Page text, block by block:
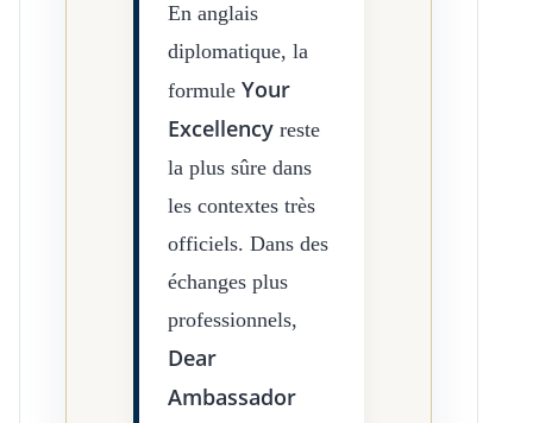
En anglais
diplomatique, la
formule Your
Excellency reste
la plus sûre dans
les contextes très
officiels. Dans des
échanges plus
professionnels,
Dear
Ambassador